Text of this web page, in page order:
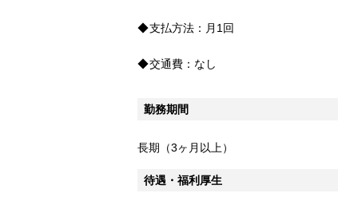
支払方法： 月1回
交通費： なし
勤務期間
長期（3ヶ月以上）
待遇・福利厚生